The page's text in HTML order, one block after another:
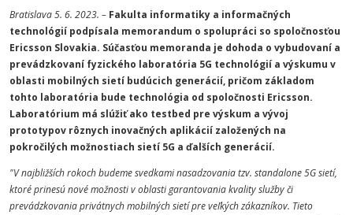
Bratislava 5. 6. 2023. – Fakulta informatiky a informačných
technológií podpísala memorandum o spolupráci so spoločnosťou
Ericsson Slovakia. Súčasťou memoranda je dohoda o vybudovaní a
prevádzkovaní fyzického laboratória 5G technológií a výskumu v
oblasti mobilných sietí budúcich generácií, pričom základom
tohto laboratória bude technológia od spoločnosti Ericsson.
Laboratórium má slúžiť ako testbed pre výskum a vývoj
prototypov rôznych inovačných aplikácií založených na
pokročilých možnostiach sietí 5G a ďalších generácií.
"V najbližších rokoch budeme svedkami nasadzovania tzv. standalone 5G sietí,
ktoré prinesú nové možnosti v oblasti garantovania kvality služby či
prevádzkovania privátnych mobilných sietí pre veľkých zákazníkov. Tieto